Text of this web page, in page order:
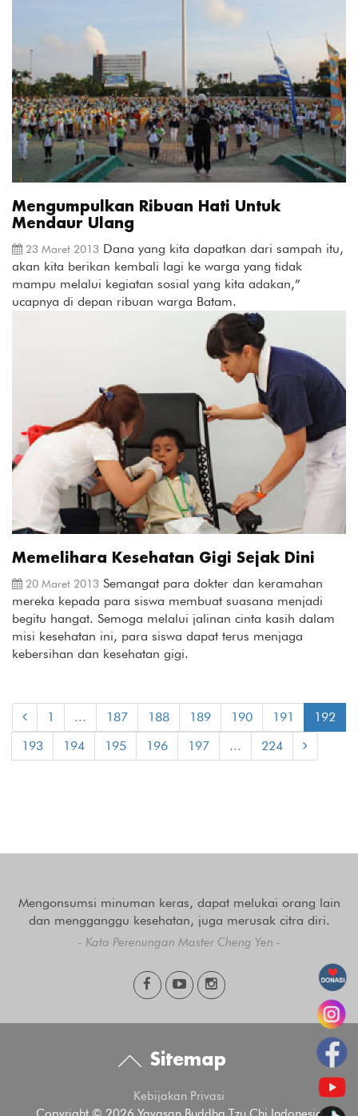
Mengumpulkan Ribuan Hati Untuk
Mendaur Ulang
23 Maret 2013 Dana yang kita dapatkan dari sampah itu,
akan kita berikan kembali lagi ke warga yang tidak
mampu melalui kegiatan sosial yang kita adakan,”
ucapnya di depan ribuan warga Batam.
Memelihara Kesehatan Gigi Sejak Dini
20 Maret 2013 Semangat para dokter dan keramahan
mereka kepada para siswa membuat suasana menjadi
begitu hangat. Semoga melalui jalinan cinta kasih dalam
misi kesehatan ini, para siswa dapat terus menjaga
kebersihan dan kesehatan gigi.
1 ... 187 188 189 190 191
192
193
194 195 196 197 ... 224
Mengonsumsi minuman keras, dapat melukai orang lain
dan mengganggu kesehatan, juga merusak citra diri.
- Kata Perenungan Master Cheng Yen -
Sitemap
Kebijakan Privasi